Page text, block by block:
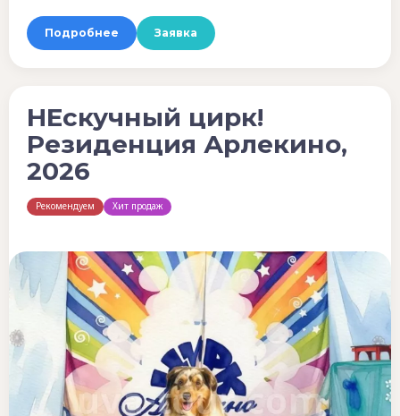
Подробнее Заявка
НЕскучный цирк!
Резиденция Арлекино,
2026
Рекомендуем Хит продаж